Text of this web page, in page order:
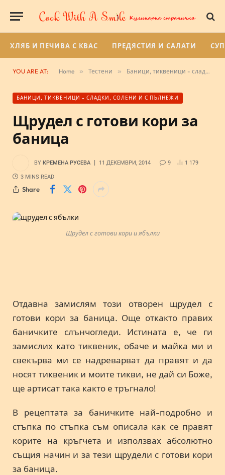
ХЛЯБ И ПЕЧИВА С КВАС ПРЕДЯСТИЯ И САЛАТИ
YOU ARE AT: Home » Тестени » Баници, тиквеници - сладки, солени и с пълнежи
БАНИЦИ, ТИКВЕНИЦИ - СЛАДКИ, СОЛЕНИ И С ПЪЛНЕЖИ
Щрудел с готови кори за
баница
BY КРЕМЕНА РУСЕВА 11 ДЕКЕМВРИ, 2014 9 1 179
3 MINS READ
Share
Щрудел с готови кори и ябълки
Отдавна замислям този отворен щрудел с
готови кори за баница. Още откакто правих
баничките слънчогледи. Истината е, че ги
замислих като тиквеник, обаче и майка ми и
свекърва ми се надреварват да правят и да
носят тиквеник и моите тикви, не дай си Боже,
ще артисат така както е тръгнало!
В рецептата за баничките най-подробно и
стъпка по стъпка съм описала как се правят
корите на кръгчета и използвах абсолютно
същия начин и за тези щрудели с готови кори
за баница.